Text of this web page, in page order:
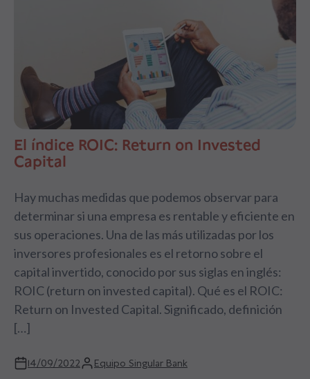
El índice ROIC: Return on Invested
Capital
Hay muchas medidas que podemos observar para
determinar si una empresa es rentable y eficiente en
sus operaciones. Una de las más utilizadas por los
inversores profesionales es el retorno sobre el
capital invertido, conocido por sus siglas en inglés:
ROIC (return on invested capital). Qué es el ROIC:
Return on Invested Capital. Significado, definición
[…]
14/09/2022 Equipo Singular Bank